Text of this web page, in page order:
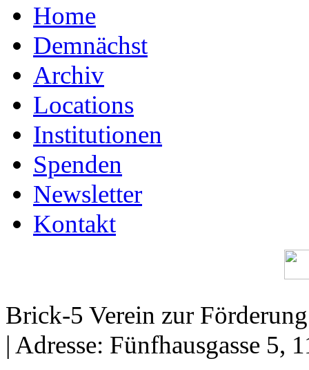
Home
Demnächst
Archiv
Locations
Institutionen
Spenden
Newsletter
Kontakt
Brick-5 Verein zur
| Adresse: Fünfhausgasse 5,